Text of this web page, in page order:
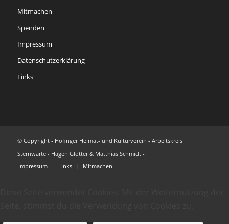
Mitmachen
Spenden
Impressum
Datenschutzerklärung
Links
© Copyright - Höfinger Heimat- und Kulturverein - Arbeitskreis
Sternwarte - Hagen Glötter & Matthias Schmidt -
Impressum
Links Mitmachen